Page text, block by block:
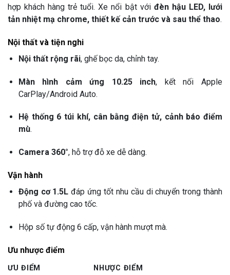
hợp khách hàng trẻ tuổi. Xe nổi bật với đèn hậu LED, lưới
tản nhiệt mạ chrome, thiết kế cản trước và sau thể thao.
Nội thất và tiện nghi
Nội thất rộng rãi, ghế bọc da, chỉnh tay.
Màn hình cảm ứng 10.25 inch, kết nối Apple
CarPlay/Android Auto.
Hệ thống 6 túi khí, cân bằng điện tử, cảnh báo điểm
mù.
Camera 360°, hỗ trợ đỗ xe dễ dàng.
Vận hành
Động cơ 1.5L đáp ứng tốt nhu cầu di chuyển trong thành
phố và đường cao tốc.
Hộp số tự động 6 cấp, vận hành mượt mà.
Ưu nhược điểm
ƯU ĐIỂM
NHƯỢC ĐIỂM